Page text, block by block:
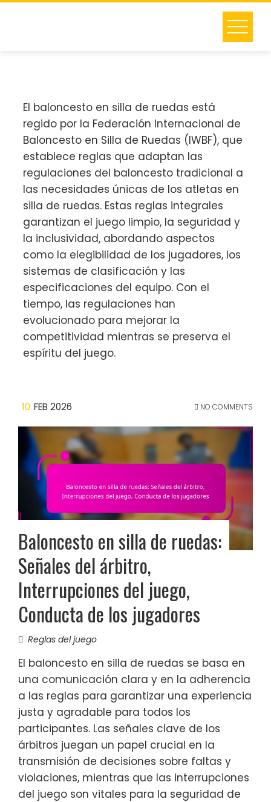
Skip
El baloncesto en silla de ruedas está
regido por la Federación Internacional de
Baloncesto en Silla de Ruedas (IWBF), que
establece reglas que adaptan las
regulaciones del baloncesto tradicional a
las necesidades únicas de los atletas en
silla de ruedas. Estas reglas integrales
garantizan el juego limpio, la seguridad y
la inclusividad, abordando aspectos
como la elegibilidad de los jugadores, los
sistemas de clasificación y las
especificaciones del equipo. Con el
tiempo, las regulaciones han
evolucionado para mejorar la
competitividad mientras se preserva el
espíritu del juego.
10 FEB 2026 NO COMMENTS
Baloncesto en silla de ruedas:
Señales del árbitro,
Interrupciones del juego,
Conducta de los jugadores
Reglas del juego
El baloncesto en silla de ruedas se basa en
una comunicación clara y en la adherencia
a las reglas para garantizar una experiencia
justa y agradable para todos los
participantes. Las señales clave de los
árbitros juegan un papel crucial en la
transmisión de decisiones sobre faltas y
violaciones, mientras que las interrupciones
del juego son vitales para la seguridad de